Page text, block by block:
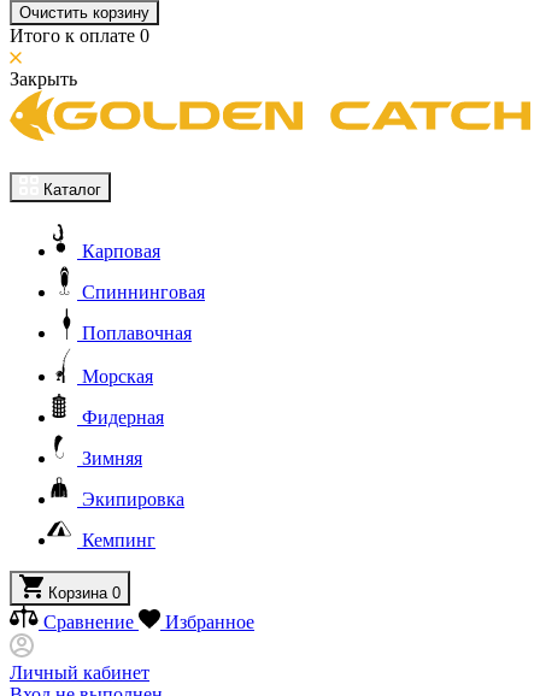
Очистить корзину
Итого к оплате 0
Закрыть
Каталог
Карповая
Спиннинговая
Поплавочная
Морская
Фидерная
Зимняя
Экипировка
Кемпинг
Корзина 0
Сравнение Избранное
Личный кабинет